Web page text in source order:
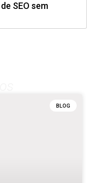
SEO sem
BLOG